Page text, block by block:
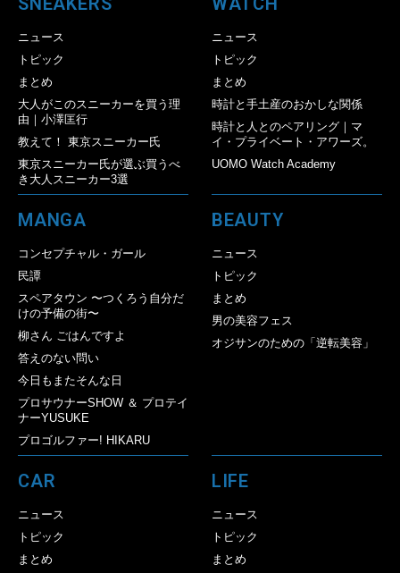
ニュース
トピック
まとめ
大人がこのスニーカーを買う理
由｜小澤匡行
教えて！ 東京スニーカー氏
東京スニーカー氏が選ぶ買うべ
き大人スニーカー3選
ニュース
トピック
まとめ
時計と手土産のおかしな関係
時計と人とのペアリング｜マ
イ・プライベート・アワーズ。
UOMO Watch Academy
MANGA
コンセプチャル・ガール
民譚
スペアタウン 〜つくろう自分だ
けの予備の街〜
柳さん ごはんですよ
答えのない問い
今日もまたそんな日
プロサウナーSHOW ＆ プロテイ
ナーYUSUKE
プロゴルファー! HIKARU
BEAUTY
ニュース
トピック
まとめ
男の美容フェス
オジサンのための「逆転美容」
CAR
ニュース
トピック
まとめ
LIFE
ニュース
トピック
まとめ